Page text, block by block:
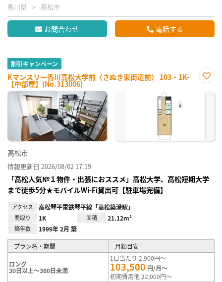
香川県 高松市
お問合わせ 電話する
割引キャンペーン
Kマンスリー香川高松大学前（さぬき東街道前） 103・1K-
【中部屋】(No.313006)
に入
高松市
情報更新日 2026/08/02 17:19
「高松人気№１物件・出張におススメ」高松大学、高松短期大学
まで徒歩5分★モバイルWi-Fi貸出可【駐車場完備】
アクセス 高松琴平電鉄琴平線「高松築港駅」
間取り 1K 面積 21.12m²
築年数 1999年 2月 築
プラン名・期間 月額目安
ロング
30日以上～360日未満
1日当たり 2,900円～
103,500 円/月～
初期費用他 22,000円～